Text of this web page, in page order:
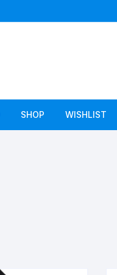
SHOP WISHLIST